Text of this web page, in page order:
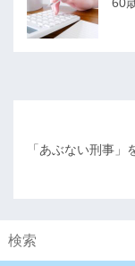
60
「あぶない刑事」